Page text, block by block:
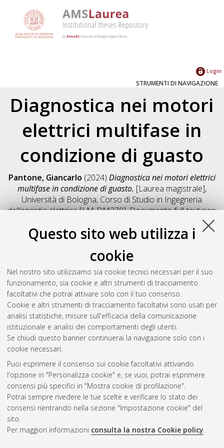
Questo sito web utilizza i
cookie
Nel nostro sito utilizziamo sia cookie tecnici necessari per il suo
funzionamento, sia cookie e altri strumenti di tracciamento
facoltativi che potrai attivare solo con il tuo consenso.
Cookie e altri strumenti di tracciamento facoltativi sono usati per
analisi statistiche, misure sull'efficacia della comunicazione
istituzionale e analisi dei comportamenti degli utenti.
Se chiudi questo banner continuerai la navigazione solo con i
cookie necessari.
Puoi esprimere il consenso sui cookie facoltativi attivando
l'opzione in "Personalizza cookie" e, se vuoi, potrai esprimere
consensi più specifici in "Mostra cookie di profilazione".
Potrai sempre rivedere le tue scelte e verificare lo stato dei
consensi rientrando nella sezione "Impostazione cookie" del
sito.
Per maggiori informazioni consulta la nostra Cookie policy.
Login
STRUMENTI DI NAVIGAZIONE
Diagnostica nei motori
elettrici multifase in
condizione di guasto
Pantone, Giancarlo (2024) Diagnostica nei motori elettrici
multifase in condizione di guasto. [Laurea magistrale],
Università di Bologna, Corso di Studio in Ingegneria
dell’energia elettrica [LM-DM270], Documento full-text non
Salva citazione
Condividi
Il full-text non è disponibile per scelta dell'autore. (
Abstract
Altri metadati
Gestione del documento:
Atom
Rss 1.0
Rss 2.0
AMS Laurea